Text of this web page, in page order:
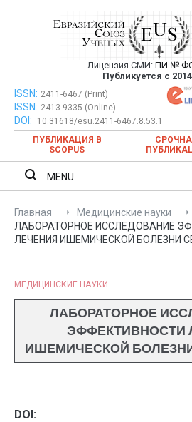
Евразийский
публикация
ежемесячном
Лицензия СМИ: ПИ №
Публикуется с
Евразийский Союз Ученых —
ежемесячном
ISSN: 2411-6467 (Print)
ISSN: 2413-9335 (Online)
DOI:
10.31618/esu.2411-6467.8.53.1
ПУБЛИКАЦИЯ В
SCOPUS
MENU
Главная
Медицинские науки
ЛАБОРАТОРНОЕ ИССЛЕДОВАНИЕ
ЛЕЧЕНИЯ ИШЕМИЧЕСКОЙ БОЛЕЗНИ
МЕДИЦИНСКИЕ НАУКИ
ЛАБОРАТОРНОЕ
ЭФФЕКТИВНОСТИ
ИШЕМИЧЕСКОЙ БОЛЕЗНИ
DOI: